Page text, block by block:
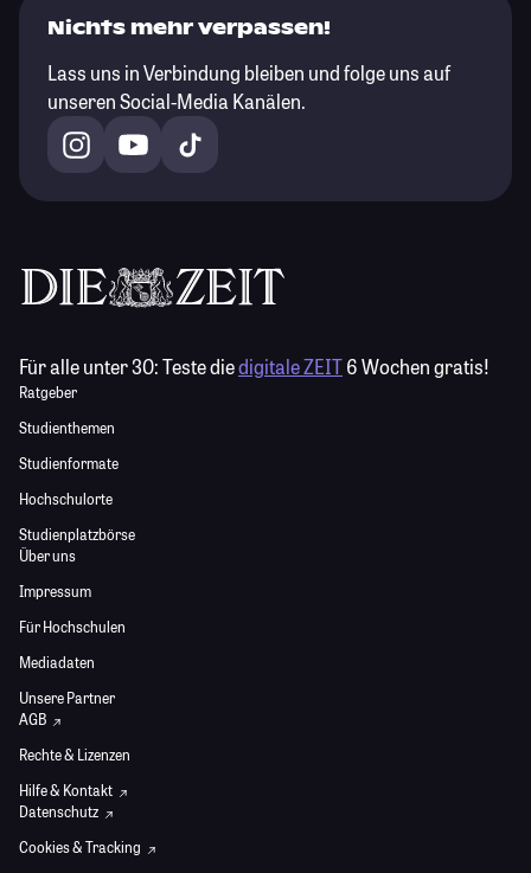
Nichts mehr verpassen!
Lass uns in Verbindung bleiben und folge uns auf
unseren Social-Media Kanälen.
Für alle unter 30:Teste diedigitale ZEIT6 Wochen gratis!
Ratgeber
Studienthemen
Studienformate
Hochschulorte
Studienplatzbörse
Über uns
Impressum
Für Hochschulen
Mediadaten
Unsere Partner
AGB
Rechte & Lizenzen
Hilfe & Kontakt
Datenschutz
Cookies & Tracking